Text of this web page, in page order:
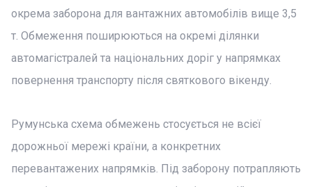
окрема заборона для вантажних автомобілів вище 3,5
т. Обмеження поширюються на окремі ділянки
автомагістралей та національних доріг у напрямках
повернення транспорту після святкового вікенду.
Румунська схема обмежень стосується не всієї
дорожньої мережі країни, а конкретних
перевантажених напрямків. Під заборону потрапляють